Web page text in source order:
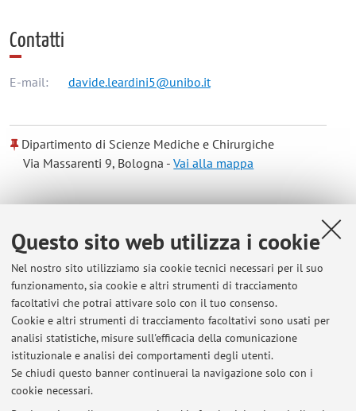
Questo sito web utilizza i cookie
Nel nostro sito utilizziamo sia cookie tecnici necessari per il suo
funzionamento, sia cookie e altri strumenti di tracciamento
facoltativi che potrai attivare solo con il tuo consenso.
Cookie e altri strumenti di tracciamento facoltativi sono usati per
analisi statistiche, misure sull'efficacia della comunicazione
istituzionale e analisi dei comportamenti degli utenti.
Se chiudi questo banner continuerai la navigazione solo con i
cookie necessari.
Contatti
E-mail: davide.leardini5@unibo.it
Dipartimento di Scienze Mediche e Chirurgiche
Via Massarenti 9, Bologna -Vai alla mappa
Orario di ricevimento
Disponibile tutti i giorni della settimana previo contatto via e-
mail.